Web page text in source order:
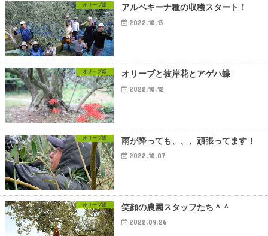
オリーブ畑 アルベキーナ種の収穫スタート！
2022.10.13
オリーブ畑 オリーブと彼岸花とアゲハ蝶
2022.10.12
オリーブ畑 雨が降っても、、、頑張ってます！
2022.10.07
オリーブ畑 笑顔の農園スタッフたち＾＾
2022.09.26